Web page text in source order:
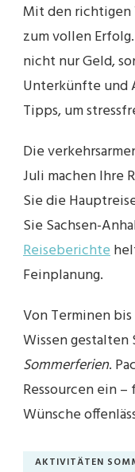
Mit den
zum vollen
nicht nur Geld,
Unterkünfte und
Tipps, um
Die
Juli machen Ihre
Sie die
Sie Sachsen-
Reiseberichte
Feinplanung.
Von Terminen
Wissen gestalten
Sommerferien.
Ressourcen ein
Wünsche
AKTIVITÄTEN